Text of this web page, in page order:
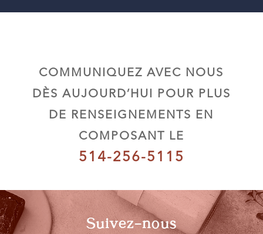
COMMUNIQUEZ AVEC NOUS
DÈS AUJOURD’HUI POUR PLUS
DE RENSEIGNEMENTS EN
COMPOSANT LE
514-256-5115
Suivez-nous